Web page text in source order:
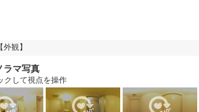
【外観】
ラマ写真
クして視点を操作